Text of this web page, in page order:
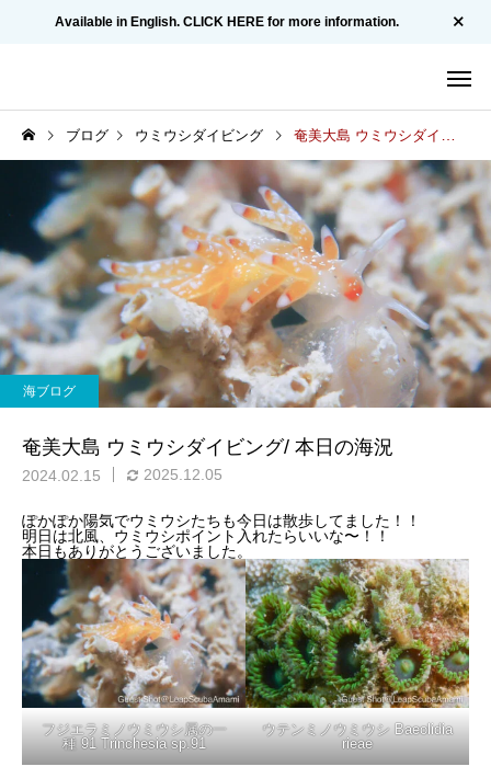
Available in English. CLICK HERE for more information.
ブログ ウミウシダイビング 奄美大島 ウミウシダイビング/ 本日の海況
海ブログ
奄美大島 ウミウシダイビング/ 本日の海況
2024.02.15 2025.12.05
ぽかぽか陽気でウミウシたちも今日は散歩してました！！
明日は北風、ウミウシポイント入れたらいいな〜！！
本日もありがとうございました。
フジエラミノウミウシ属の一
種 91 Trinchesia sp.91
ウテンミノウミウシ Baeolidia
rieae